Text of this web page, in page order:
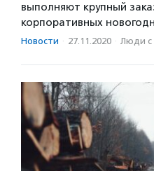
выполняют крупный
корпоративных
Новости · 27.11.2020 · Люди с